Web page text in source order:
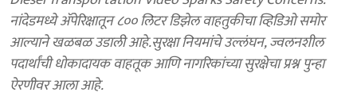
नांदेडमध्ये ॲपेरिक्षातून ८०० लिटर डिझेल वाहतुकीचा व्हिडिओ समोर
आल्याने खळबळ उडाली आहे.सुरक्षा नियमांचे उल्लंघन, ज्वलनशील
पदार्थांची धोकादायक वाहतूक आणि नागरिकांच्या सुरक्षेचा प्रश्न पुन्हा
ऐरणीवर आला आहे.